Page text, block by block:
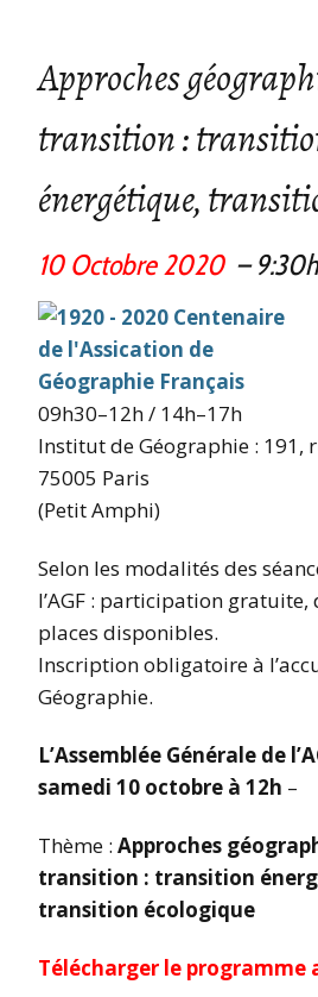
Approches
transition :
énergétique,
10 Octobre 2020 –
09h30–12h / 14h–17h
Institut de Géographie : 191,
75005 Paris
(Petit Amphi)
Selon les modalités des
l’AGF : participation
places disponibles.
Inscription obligatoire à
Géographie.
L’Assemblée Générale de
samedi 10 octobre à 12h –
Thème : Approches
transition : transition
transition écologique
Télécharger le